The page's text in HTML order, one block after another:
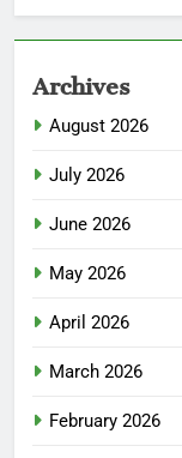
Archives
August 2026
July 2026
June 2026
May 2026
April 2026
March 2026
February 2026